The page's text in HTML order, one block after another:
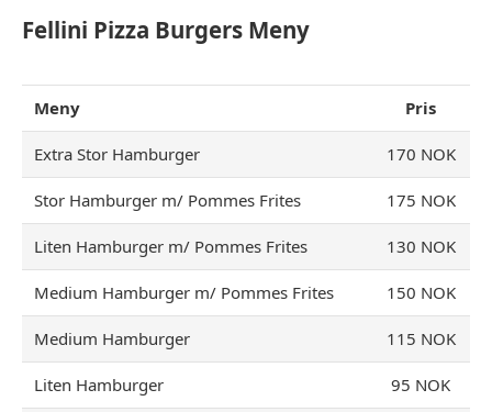
Fellini Pizza Burgers Meny
Meny Pris
Extra Stor Hamburger 170 NOK
Stor Hamburger m/ Pommes Frites 175 NOK
Liten Hamburger m/ Pommes Frites 130 NOK
Medium Hamburger m/ Pommes Frites 150 NOK
Medium Hamburger 115 NOK
Liten Hamburger 95 NOK